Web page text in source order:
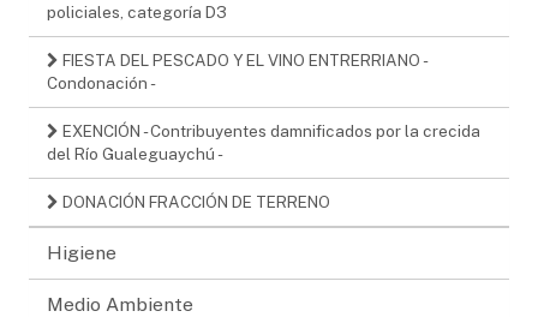
policiales, categoría D3
FIESTA DEL PESCADO Y EL VINO ENTRERRIANO -
Condonación -
EXENCIÓN - Contribuyentes damnificados por la crecida
del Río Gualeguaychú -
DONACIÓN FRACCIÓN DE TERRENO
Higiene
Medio Ambiente